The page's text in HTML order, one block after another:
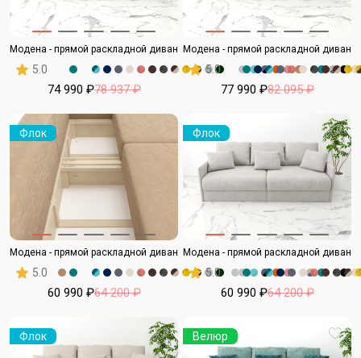
Модена - прямой раскладной диван
5.0
74 990 ₽78 937 ₽
Модена - прямой раскладной диван
5.0
77 990 ₽82 095 ₽
Флок
Модена - прямой раскладной диван
5.0
60 990 ₽64 200 ₽
Флок
Модена - прямой раскладной диван
5.0
60 990 ₽64 200 ₽
Флок Велюр